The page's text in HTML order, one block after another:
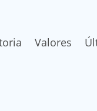
Valores